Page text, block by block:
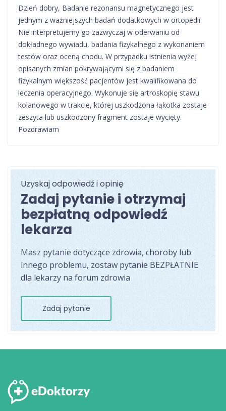
Dzień dobry, Badanie rezonansu magnetycznego jest
jednym z ważniejszych badań dodatkowych w ortopedii.
Nie interpretujemy go zazwyczaj w oderwaniu od
dokładnego wywiadu, badania fizykalnego z wykonaniem
testów oraz oceną chodu. W przypadku istnienia wyżej
opisanych zmian pokrywającymi się z badaniem
fizykalnym większość pacjentów jest kwalifikowana do
leczenia operacyjnego. Wykonuje się artroskopię stawu
kolanowego w trakcie, której uszkodzona łąkotka zostaje
zeszyta lub uszkodzony fragment zostaje wycięty.
Pozdrawiam
Uzyskaj odpowiedź i opinię
Zadaj pytanie i otrzymaj
bezpłatną odpowiedź
lekarza
Masz pytanie dotyczące zdrowia, choroby lub
innego problemu, zostaw pytanie BEZPŁATNIE
dla lekarzy na forum zdrowia
Zadaj pytanie